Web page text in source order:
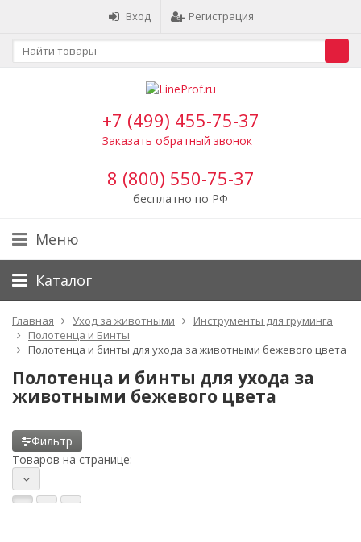
Вход Регистрация
+7 (499) 455-75-37
Заказать обратный звонок
8 (800) 550-75-37
бесплатно по РФ
Меню
Каталог
Главная Уход за животными
Инструменты для груминга
Полотенца и Бинты
Полотенца и бинты для ухода за животными бежевого цвета
Полотенца и бинты для ухода за
животными бежевого цвета
Фильтр
Товаров на странице: